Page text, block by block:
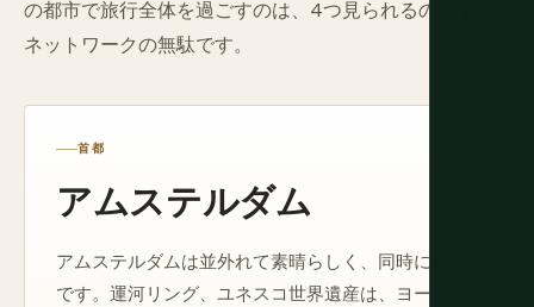
の都市で旅行全体を過ごすのは、4つ見られるのに電車
ネットワークの無駄です。
首都
アムステルダム
アムステルダムは並外れて素晴らしく、同時に過密
です。運河リング、ユネスコ世界遺産は、ヨーロッ